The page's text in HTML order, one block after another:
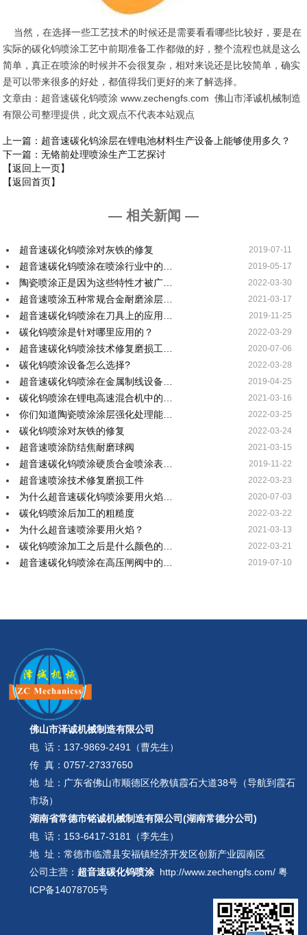
当然，在选择一些工艺技术的时候还是需要看看哪些比较好，要是在
实际的碳化钨喷涂工艺中前期准备工作都做的好，整个流程也就是这么
简单，真正在喷涂的时候并不会很复杂，相对来说还是比较简单，确实
是可以带来很多的好处，都值得我们更好的来了解选择。
文章由：超音速碳化钨喷涂 www.zechengfs.com 佛山市泽诚机械制造
有限公司整理提供，此文观点不代表本站观点
上一篇 ：超音速碳化钨涂层在锂电池材料生产设备上能够使用多久？
下一篇 ：无铬前处理喷涂生产工艺探讨
【返回上一页】
【返回首页】
— 相关新闻 —
超音速碳化钨喷涂对灰铁的修复 2019-07-11
超音速碳化钨喷涂在喷涂行业中的… 2019-05-17
陶瓷喷涂正是因为这些特性才被广… 2022-03-30
超音速喷涂五种常规合金耐磨涂层… 2021-03-17
超音速碳化钨喷涂在刀具上的应用… 2019-11-25
碳化钨喷涂是针对哪里应用的？ 2022-03-29
超音速碳化钨喷涂技术修复磨损工… 2020-07-06
碳化钨喷涂设备怎么选择? 2022-03-28
超音速碳化钨喷涂在金属制线设备… 2019-04-25
碳化钨喷涂在锂电高速混合机中的… 2021-03-16
你们知道陶瓷喷涂涂层强化处理能… 2022-03-25
碳化钨喷涂对灰铁的修复 2022-03-24
超音速喷涂防结焦耐磨球阀 2021-03-15
超音速碳化钨喷涂硬质合金喷涂表… 2019-11-22
超音速喷涂技术修复磨损工件 2022-03-23
为什么超音速碳化钨喷涂要用火焰… 2020-07-03
碳化钨喷涂后加工的粗糙度 2022-03-22
为什么超音速喷涂要用火焰？ 2021-03-13
碳化钨喷涂加工之后是什么颜色的… 2022-03-21
超音速碳化钨喷涂在高压闸阀中的… 2019-07-10
佛山市泽诚机械制造有限公司
电 话： 137-9869-2491（曹先生）
传 真：0757-27337650
地 址：广东省佛山市顺德区伦教镇霞石大道38号（导航到霞石
市场）
湖南省常德市铭诚机械制造有限公司(湖南常德分公司)
电 话： 153-6417-3181（李先生）
地 址：常德市临澧县安福镇经济开发区创新产业园南区
公司主营： 超音速碳化钨喷涂 http://www.zechengfs.com/ 粤
ICP备14078705号